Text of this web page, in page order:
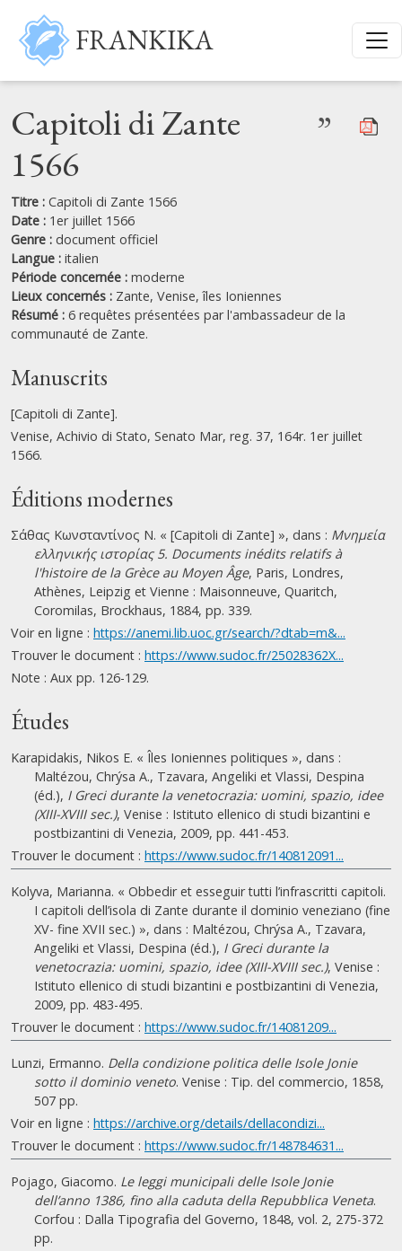
Aller au contenu principal
FRANKIKA
Capitoli di Zante
1566
”
Titre : Capitoli di Zante 1566
Date : 1er juillet 1566
Genre : document officiel
Langue : italien
Période concernée : moderne
Lieux concernés : Zante, Venise,îles Ioniennes
Résumé : 6 requêtes présentées par l'ambassadeur de la
communauté de Zante.
Manuscrits
[Capitoli di Zante].
Venise, Achivio di Stato, Senato Mar, reg. 37, 164r. 1er juillet
1566.
Éditions modernes
Σάθας Κωνσταντίνος Ν. « [Capitoli di Zante] », dans : Μνημεία
ελληνικής ιστορίας 5. Documents inédits relatifs à
l'histoire de la Grèce au Moyen Âge, Paris, Londres,
Athènes, Leipzig et Vienne : Maisonneuve, Quaritch,
Coromilas, Brockhaus, 1884, pp. 339.
Voir en ligne : https://anemi.lib.uoc.gr/search/?dtab=m&...
Trouver le document : https://www.sudoc.fr/25028362X...
Note : Aux pp. 126-129.
Études
Karapidakis, Nikos E. « Îles Ioniennes politiques », dans :
Maltézou, Chrýsa A., Tzavara, Angeliki et Vlassi, Despina
(éd.), I Greci durante la venetocrazia: uomini, spazio, idee
(XIII-XVIII sec.), Venise : Istituto ellenico di studi bizantini e
postbizantini di Venezia, 2009, pp. 441-453.
Trouver le document : https://www.sudoc.fr/140812091...
Kolyva, Marianna. « Obbedir et esseguir tutti l’infrascritti capitoli.
I capitoli dell’isola di Zante durante il dominio veneziano (fine
XV- fine XVII sec.) », dans : Maltézou, Chrýsa A., Tzavara,
Angeliki et Vlassi, Despina (éd.), I Greci durante la
venetocrazia: uomini, spazio, idee (XIII-XVIII sec.), Venise :
Istituto ellenico di studi bizantini e postbizantini di Venezia,
2009, pp. 483-495.
Trouver le document : https://www.sudoc.fr/14081209...
Lunzi, Ermanno. Della condizione politica delle Isole Jonie
sotto il dominio veneto. Venise : Tip. del commercio, 1858,
507 pp.
Voir en ligne : https://archive.org/details/dellacondizi...
Trouver le document : https://www.sudoc.fr/148784631...
Pojago, Giacomo. Le leggi municipali delle Isole Jonie
dell’anno 1386, fino alla caduta della Repubblica Veneta.
Corfou : Dalla Tipografia del Governo, 1848, vol. 2, 275-372
pp.